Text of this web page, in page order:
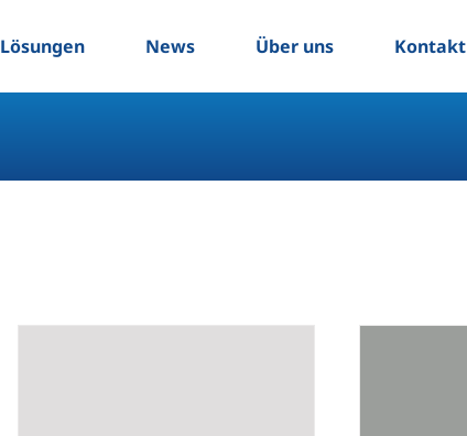
Lösungen News Über uns Kontakt